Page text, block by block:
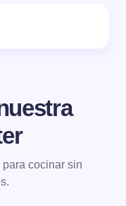
cocinar sin